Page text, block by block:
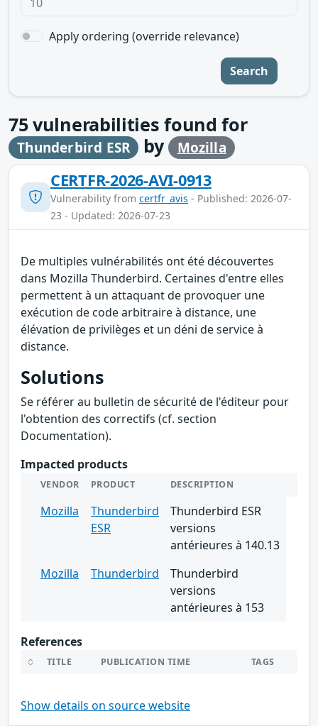
Apply ordering (override relevance)
Search
75vulnerabilities found for
Thunderbird ESR by Mozilla
CERTFR-2026-AVI-0913
Vulnerability from certfr_avis - Published: 2026-07-
23 - Updated: 2026-07-23
De multiples vulnérabilités ont été découvertes
dans Mozilla Thunderbird. Certaines d'entre elles
permettent à un attaquant de provoquer une
exécution de code arbitraire à distance, une
élévation de privilèges et un déni de service à
distance.
Solutions
Se référer au bulletin de sécurité de l'éditeur pour
l'obtention des correctifs (cf. section
Documentation).
Impacted products
VENDOR PRODUCT DESCRIPTION
Mozilla
Thunderbird
ESR
Thunderbird ESR
versions
antérieures à 140.13
Mozilla
Thunderbird
Thunderbird
versions
antérieures à 153
References
TITLE PUBLICATION TIME TAGS
Show details on source website